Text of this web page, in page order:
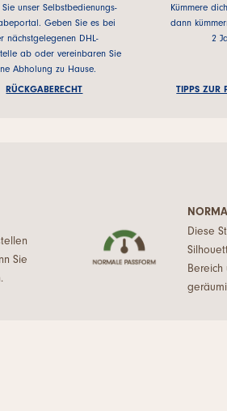
Sie unser Selbstbedienungs-
Geben Sie es bei
nächstgelegenen DHL-
ab oder vereinbaren Sie
Abholung zu Hause.
RÜCKGABERECHT
Kümmere
dann
2
TIPPS ZUR
Sie
Diese